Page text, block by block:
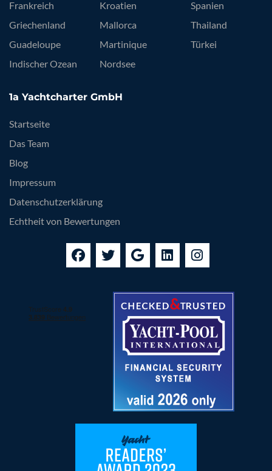
Frankreich
Griechenland
Guadeloupe
Indischer Ozean
Kroatien
Mallorca
Martinique
Nordsee
Spanien
Thailand
Türkei
1a Yachtcharter GmbH
Startseite
Das Team
Blog
Impressum
Datenschutzerklärung
Echtheit von Bewertungen